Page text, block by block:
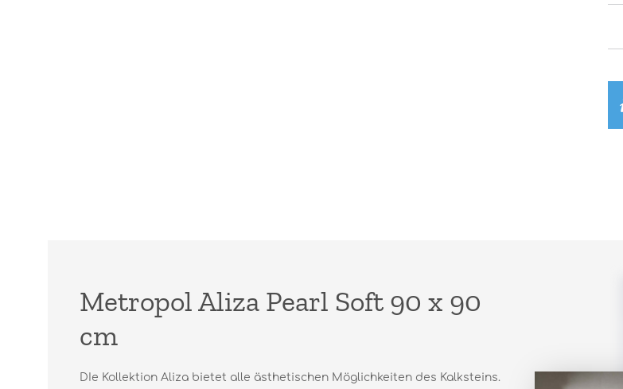
Metropol Aliza Pearl Soft 90 x 90
cm
DIe Kollektion Aliza bietet alle ästhetischen Möglichkeiten des Kalksteins.